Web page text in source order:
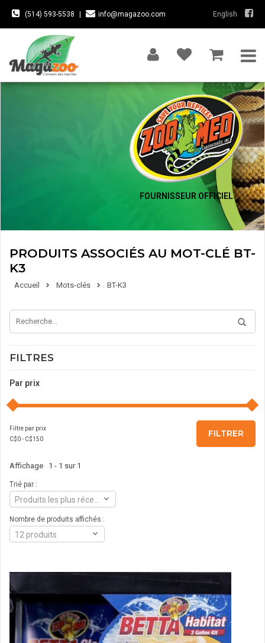
(514) 593-5538 info@magazoo.com English
FOURNISSEUR OFFICIEL
PRODUITS ASSOCIÉS AU MOT-CLÉ BT-
K3
Accueil Mots-clés BT-K3
FILTRES
Par prix
Filtre par prix
C$0- C$150
FILTRER
Affichage 1 - 1 sur 1
Trié par :
Nombre de produits affichés :
12 produits